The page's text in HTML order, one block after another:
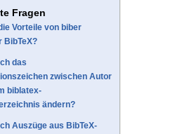
Fragen
Vorteile von biber
BibTeX?
das
zwischen Autor
biblatex-
ändern?
Auszüge aus BibTeX-